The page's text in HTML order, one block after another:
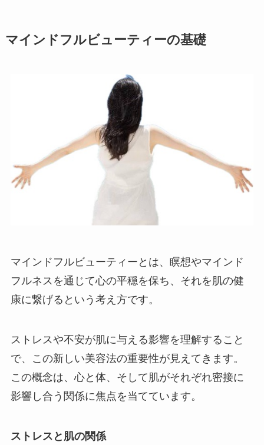
マインドフルビューティーの基礎
マインドフルビューティーとは、瞑想やマインド
フルネスを通じて心の平穏を保ち、それを肌の健
康に繋げるという考え方です。
ストレスや不安が肌に与える影響を理解すること
で、この新しい美容法の重要性が見えてきます。
この概念は、心と体、そして肌がそれぞれ密接に
影響し合う関係に焦点を当てています。
ストレスと肌の関係